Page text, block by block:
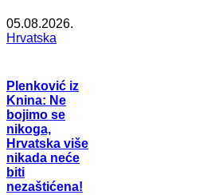
05.08.2026.
Hrvatska
Plenković iz
Knina: Ne
bojimo se
nikoga,
Hrvatska više
nikada neće
biti
nezaštićena!